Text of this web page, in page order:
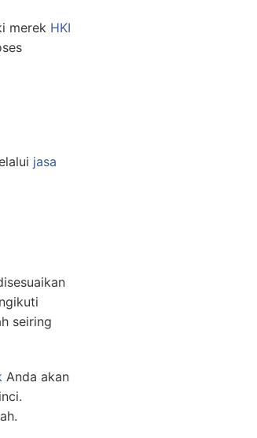
merek HKI
jasa
seiring
Anda akan